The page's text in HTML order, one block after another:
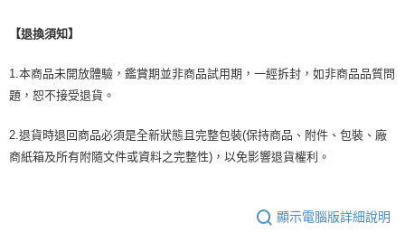
【退換須知】
1.本商品未開放體驗，鑑賞期並非商品試用期，一經拆封，如非商品品質問
題，恕不接受退貨。
2.退貨時退回商品必須是全新狀態且完整包裝(保持商品、附件、包裝、廠
商紙箱及所有附隨文件或資料之完整性)，以免影響退貨權利。
顯示電腦版詳細說明